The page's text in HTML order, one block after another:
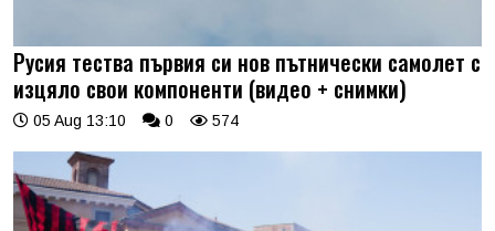
Русия тества първия си нов пътнически самолет с
изцяло свои компоненти (видео + снимки)
05 Aug 13:10 0 574